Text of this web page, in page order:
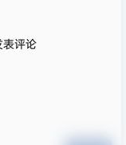
表评论